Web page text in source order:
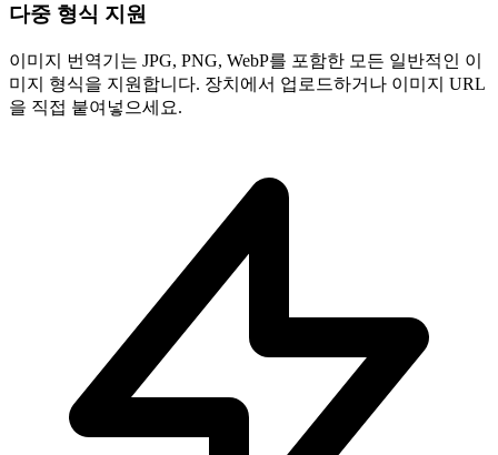
다중 형식 지원
이미지 번역기는 JPG, PNG, WebP를 포함한 모든 일반적인 이
미지 형식을 지원합니다. 장치에서 업로드하거나 이미지 URL
을 직접 붙여넣으세요.